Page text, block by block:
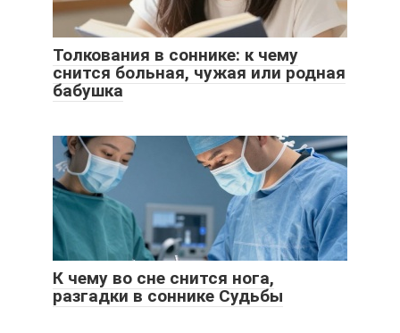
Толкования в соннике: к чему
снится больная, чужая или родная
бабушка
К чему во сне снится нога,
разгадки в соннике Судьбы